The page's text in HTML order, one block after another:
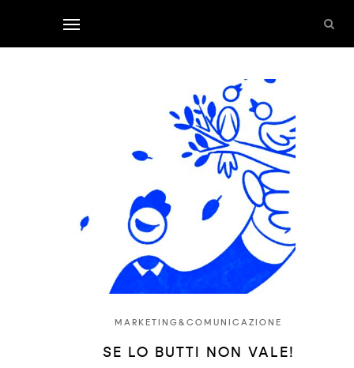
MARKETING&COMUNICAZIONE
SE LO BUTTI NON VALE!